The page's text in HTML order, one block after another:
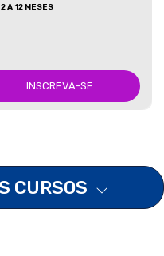
2 A 12 MESES
INSCREVA-SE
CURSOS